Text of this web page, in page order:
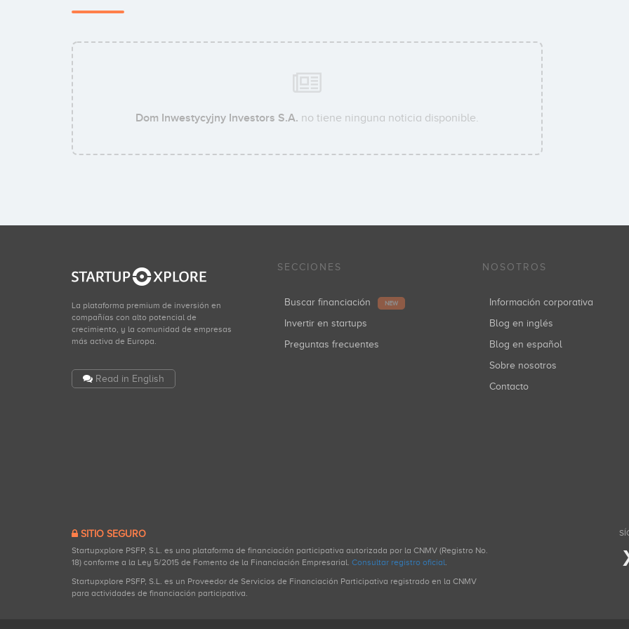
Dom Inwestycyjny Investors S.A. no tiene ninguna noticia disponible.
La plataforma premium de inversión en
compañías con alto potencial de
crecimiento, y la comunidad de empresas
más activa de Europa.
Read in English
SECCIONES
Buscar financiación NEW
Invertir en startups
Preguntas frecuentes
NOSOTROS
Información corporativa
Blog en inglés
Blog en español
Sobre nosotros
Contacto
SITIO SEGURO
Startupxplore PSFP, S.L. es una plataforma de financiación participativa autorizada por la CNMV (Registro No.
18) conforme a la Ley 5/2015 de Fomento de la Financiación Empresarial. Consultar registro oficial.
Startupxplore PSFP, S.L. es un Proveedor de Servicios de Financiación Participativa registrado en la CNMV
para actividades de financiación participativa.